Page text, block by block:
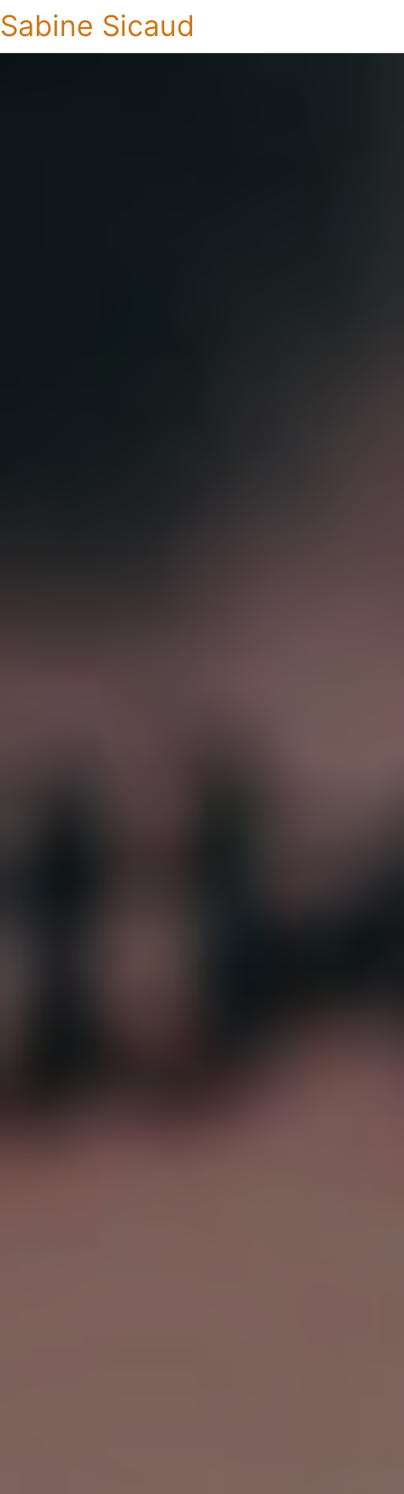
Sabine Sicaud